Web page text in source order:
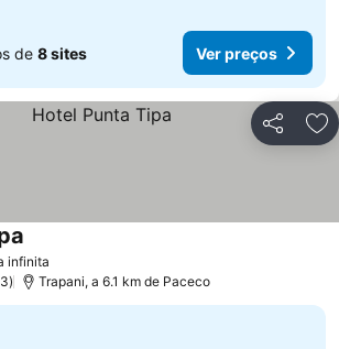
de 8 sites Ver preços
Partilhar
infinita
Trapani, a 6.1 km de Paceco